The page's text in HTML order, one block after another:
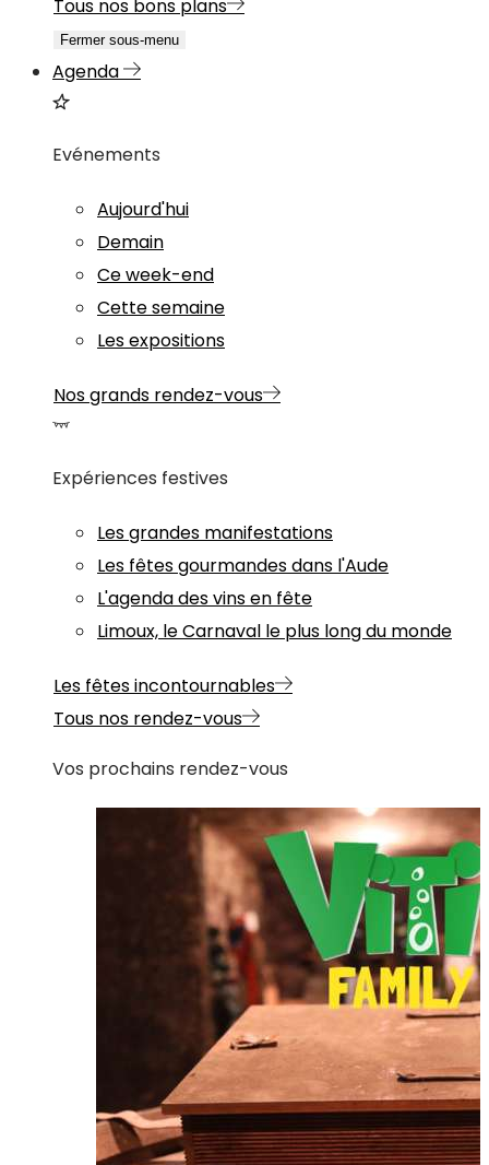
Tous nos bons plans
Fermer sous-menu
Agenda
Evénements
Aujourd'hui
Demain
Ce week-end
Cette semaine
Les expositions
Nos grands rendez-vous
Expériences festives
Les grandes manifestations
Les fêtes gourmandes dans l'Aude
L'agenda des vins en fête
Limoux, le Carnaval le plus long du monde
Les fêtes incontournables
Tous nos rendez-vous
Vos prochains rendez-vous